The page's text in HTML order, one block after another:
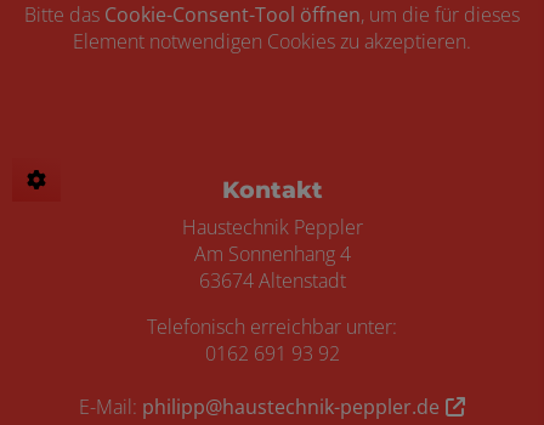
Bitte das Cookie-Consent-Tool öffnen, um die für dieses
Element notwendigen Cookies zu akzeptieren.
Footer - Kontaktdaten und
Kontakt
Haustechnik Peppler
Am Sonnenhang 4
63674 Altenstadt
Telefonisch erreichbar unter:
0162 691 93 92
E-Mail: philipp@haustechnik-peppler.de